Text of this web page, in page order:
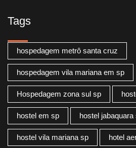
Tags
hospedagem metrô santa cruz
hospedagem vila mariana em sp
Hospedagem zona sul sp
hostel em sp hostel jabaquara
hostel vila mariana sp hotel